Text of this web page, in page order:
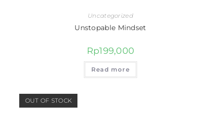
Uncategorized
Unstopable Mindset
Rp199,000
Read more
OUT OF STOCK